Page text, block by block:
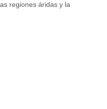
regiones áridas y la